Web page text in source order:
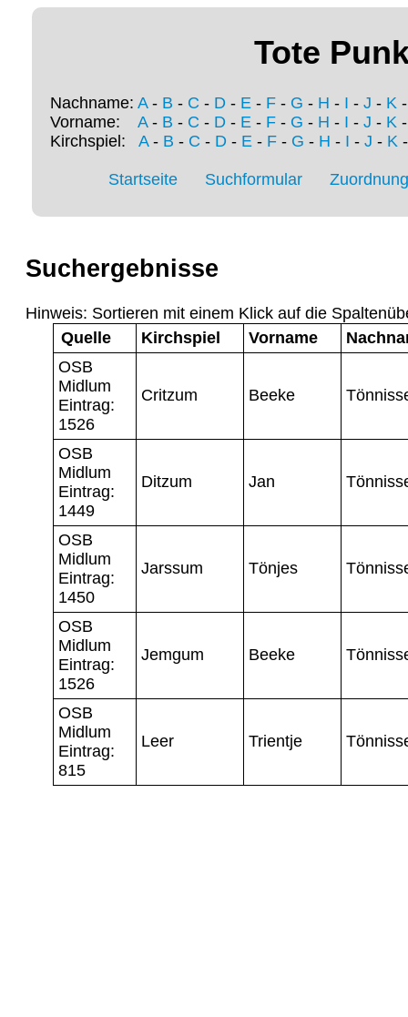
Tote
Nachname: A- B - C - D - E - F - G - H - I - J - K
Vorname: A- B - C - D - E - F - G - H - I - J - K
Kirchspiel: A- B - C - D- E- F- G - H - I - J - K
Startseite Suchformular
Suchergebnisse
Hinweis: Sortieren mit einem Klick auf die
Quelle
Kirchspiel Vorname
OSB
Midlum
Eintrag:
1526
Critzum Beeke
OSB
Midlum
Eintrag:
1449
Ditzum Jan
OSB
Midlum
Eintrag:
1450
Jarssum Tönjes
OSB
Midlum
Eintrag:
1526
Jemgum Beeke
OSB
Midlum
Eintrag:
815
Leer Trientje